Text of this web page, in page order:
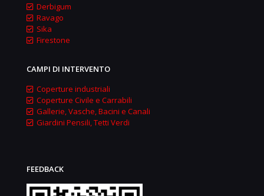
Derbigum
Ravago
Sika
Firestone
CAMPI DI INTERVENTO
Coperture industriali
Coperture Civile e Carrabili
Gallerie, Vasche, Bacini e Canali
Giardini Pensili, Tetti Verdi
FEEDBACK